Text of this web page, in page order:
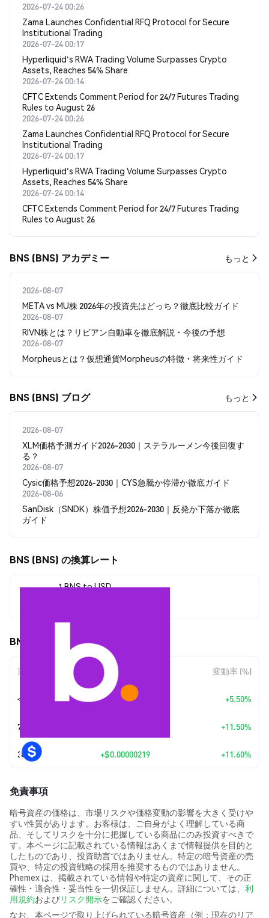
2026-07-24 00:26
Zama Launches Confidential RFQ Protocol for Secure
Institutional Trading
2026-07-24 00:17
Hyperliquid's RWA Trading Volume Surpasses Crypto
Assets, Reaches 54% Share
2026-07-24 00:14
CFTC Extends Comment Period for 24/7 Futures Trading
Rules to August 26
2026-07-24 00:26
Zama Launches Confidential RFQ Protocol for Secure
Institutional Trading
2026-07-24 00:17
Hyperliquid's RWA Trading Volume Surpasses Crypto
Assets, Reaches 54% Share
2026-07-24 00:14
CFTC Extends Comment Period for 24/7 Futures Trading
Rules to August 26
BNS (BNS) アカデミー もっと
2026-08-07
META vs MU株 2026年の投資先はどっち？徹底比較ガイド
2026-08-07
RIVN株とは？リビアン自動車を徹底解説・今後の予想
2026-08-07
Morpheusとは？仮想通貨Morpheusの特徴・将来性ガイド
BNS (BNS) ブログ もっと
2026-08-07
XLM価格予測ガイド2026-2030｜ステラルーメン今後回復す
る？
2026-08-07
Cysic価格予想2026-2030｜CYS急騰か停滞か徹底ガイド
2026-08-06
SanDisk（SNDK）株価予想2026-2030｜反発か下落か徹底
ガイド
BNS (BNS) の換算レート
1 BNS to USD
BNS (BNS) の価格変動
期間 金額変動 変動率 (%)
今日 +$0.0000011 +5.50%
7日 +11.50%
30日 +$0.00000219 +11.60%
免責事項
暗号資産の価格は、市場リスクや価格変動の影響を大きく受けや
すい性質があります。お客様は、ご自身がよく理解している商
品、そしてリスクを十分に把握している商品にのみ投資すべきで
す。本ページに記載されている情報はあくまで情報提供を目的と
したものであり、投資助言ではありません。特定の暗号資産の売
買や、特定の投資戦略の採用を推奨するものではありません。
Phemex は、掲載されている情報や特定の資産に関して、その正
確性・適合性・妥当性を一切保証しません。詳細については、 利
用規約およびリスク開示をご確認ください。
なお、本ページで取り上げられている暗号資産（例：現在のリア